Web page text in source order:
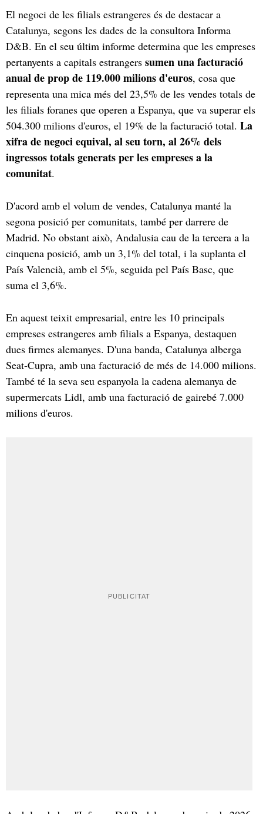
El negoci de les filials estrangeres és de destacar a
Catalunya, segons les dades de la consultora Informa
D&B. En el seu últim informe determina que les empreses
pertanyents a capitals estrangers sumen una facturació
anual de prop de 119.000 milions d'euros, cosa que
representa una mica més del 23,5% de les vendes totals de
les filials foranes que operen a Espanya, que va superar els
504.300 milions d'euros, el 19% de la facturació total. La
xifra de negoci equival, al seu torn, al 26% dels
ingressos totals generats per les empreses a la
comunitat.
D'acord amb el volum de vendes, Catalunya manté la
segona posició per comunitats, també per darrere de
Madrid. No obstant això, Andalusia cau de la tercera a la
cinquena posició, amb un 3,1% del total, i la suplanta el
País Valencià, amb el 5%, seguida pel País Basc, que
suma el 3,6%.
En aquest teixit empresarial, entre les 10 principals
empreses estrangeres amb filials a Espanya, destaquen
dues firmes alemanyes. D'una banda, Catalunya alberga
Seat-Cupra, amb una facturació de més de 14.000 milions.
També té la seva seu espanyola la cadena alemanya de
supermercats Lidl, amb una facturació de gairebé 7.000
milions d'euros.